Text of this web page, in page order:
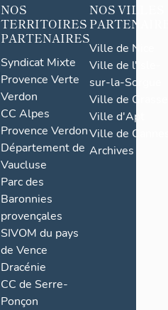
NOS
TERRITOIRES
PARTENAIRES
Syndicat Mixte
Provence Verte
Verdon
CC Alpes
Provence Verdon
Département de
Vaucluse
Parc des
Baronnies
provençales
SIVOM du pays
de Vence
Dracénie
CC de Serre-
Ponçon
NOS VILLES
Ville de Nice
Ville de l'Isle-
sur-la-Sorgue
Ville de Grasse
Ville d'Apt
Ville de
Archives